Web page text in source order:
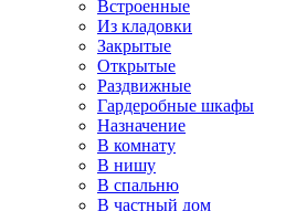
Встроенные
Из кладовки
Закрытые
Открытые
Раздвижные
Гардеробные шкафы
Назначение
В комнату
В нишу
В спальню
В частный дом